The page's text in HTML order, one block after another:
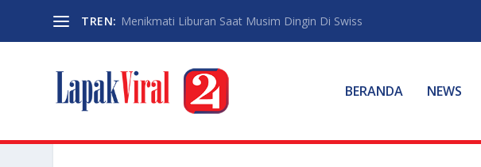
TREN: Menikmati Liburan Saat Musim Dingin Di Swiss
BERANDA NEWS